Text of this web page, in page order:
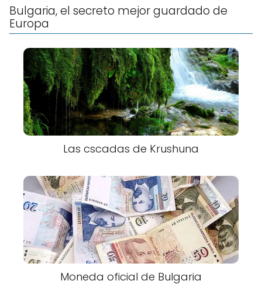
Bulgaria, el secreto mejor guardado de
Europa
Las cscadas de Krushuna
Moneda oficial de Bulgaria